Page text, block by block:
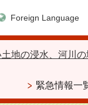
Foreign Language
地の浸水、河川
緊急情報一